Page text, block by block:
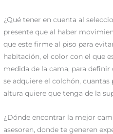
¿Qué tener en cuenta al
presente que al haber
que este firme al piso para
habitación, el color con el que
medida de la cama, para
se adquiere el colchón, cuantas
altura quiere que tenga de la
¿Dónde encontrar la mejor
asesoren, donde te generen